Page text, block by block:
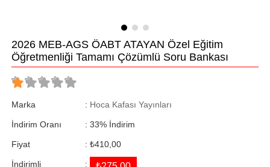
2026 MEB-AGS ÖABT ATAYAN Özel Eğitim
Öğretmenliği Tamamı Çözümlü Soru Bankası
Marka : Hoca Kafası Yayınları
İndirim Oranı : %
33 İndirim
Fiyat : ₺410,00
İndirimli :